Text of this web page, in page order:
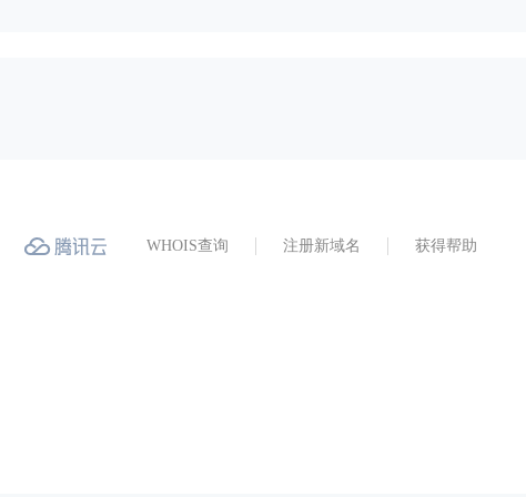
WHOIS查询 注册新域名 获得帮助